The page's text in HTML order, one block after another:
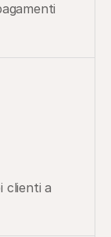
clienti a